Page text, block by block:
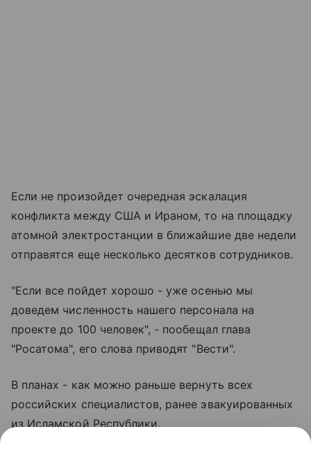
Если не произойдет очередная эскалация
конфликта между США и Ираном, то на площадку
атомной электростанции в ближайшие две недели
отправятся еще несколько десятков сотрудников.
"Если все пойдет хорошо - уже осенью мы
доведем численность нашего персонала на
проекте до 100 человек", - пообещал глава
"Росатома", его слова приводят "Вести".
В планах - как можно раньше вернуть всех
российских специалистов, ранее эвакуированных
из Исламской Республики.